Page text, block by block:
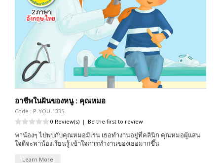
อาชีพในฝันของหนู : คุณหมอ
Code : P-YOU-1335
0 Review(s) | Be the first to review
พาน้องๆ ไปพบกับคุณหมอมิเรน เธอทำงานอยู่ที่คลินิก คุณหมอผู้แสน
ใจดีจะพาน้องเรียนรู้ เข้าใจการทำงานของเธอมากขึ้น
Learn More